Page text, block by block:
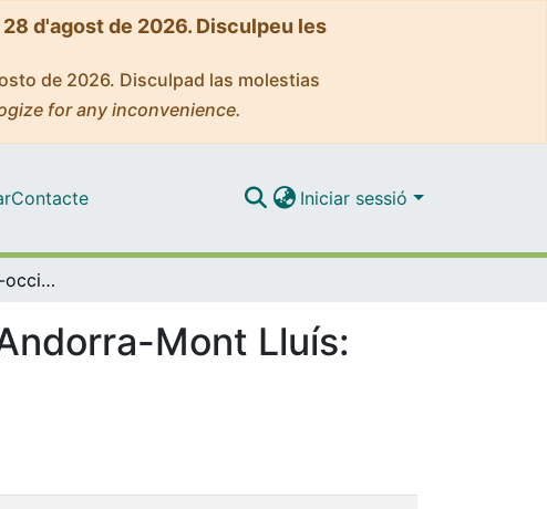
d'agost de 2026. Disculpeu les
de 2026. Disculpad las molestias
for any inconvenience.
Contacte Iniciar sessió
La terminación sur-occidental del batolito de Andorra-Mont Lluís: caracteríticas petrológicas y geoquímicas
Mont Lluís: